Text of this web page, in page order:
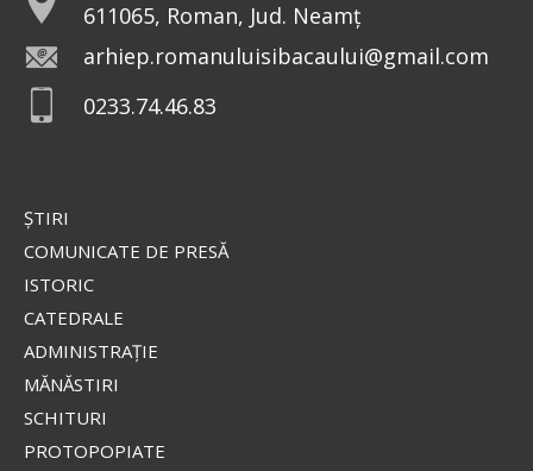
611065, Roman, Jud. Neamț
arhiep.romanuluisibacaului@gmail.com
0233.74.46.83
ŞTIRI
COMUNICATE DE PRESĂ
ISTORIC
CATEDRALE
ADMINISTRAŢIE
MĂNĂSTIRI
SCHITURI
PROTOPOPIATE